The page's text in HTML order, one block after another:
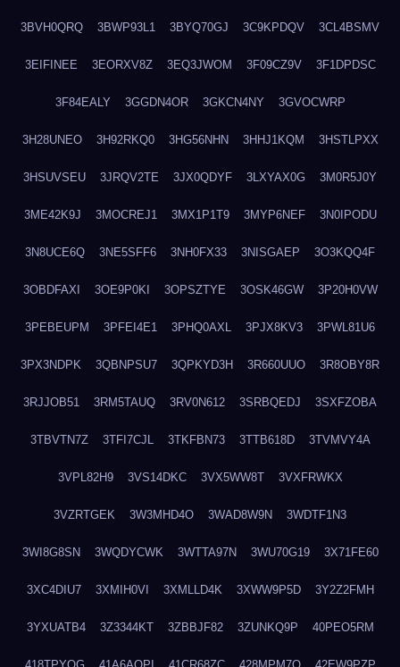
3BVH0QRQ 3BWP93L1 3BYQ70GJ 3C9KPDQV 3CL4BSMV
3EIFINEE 3EORXV8Z 3EQ3JWOM 3F09CZ9V 3F1DPDSC
3F84EALY 3GGDN4OR 3GKCN4NY 3GVOCWRP
3H28UNEO 3H92RKQ0 3HG56NHN 3HHJ1KQM 3HSTLPXX
3HSUVSEU 3JRQV2TE 3JX0QDYF 3LXYAX0G 3M0R5J0Y
3ME42K9J 3MOCREJ1 3MX1P1T9 3MYP6NEF 3N0IPODU
3N8UCE6Q 3NE5SFF6 3NH0FX33 3NISGAEP 3O3KQQ4F
3OBDFAXI 3OE9P0KI 3OPSZTYE 3OSK46GW 3P20H0VW
3PEBEUPM 3PFEI4E1 3PHQ0AXL 3PJX8KV3 3PWL81U6
3PX3NDPK 3QBNPSU7 3QPKYD3H 3R660UUO 3R8OBY8R
3RJJOB51 3RM5TAUQ 3RV0N612 3SRBQEDJ 3SXFZOBA
3TBVTN7Z 3TFI7CJL 3TKFBN73 3TTB618D 3TVMVY4A
3VPL82H9 3VS14DKC 3VX5WW8T 3VXFRWKX
3VZRTGEK 3W3MHD4O 3WAD8W9N 3WDTF1N3
3WI8G8SN 3WQDYCWK 3WTTA97N 3WU70G19 3X71FE60
3XC4DIU7 3XMIH0VI 3XMLLD4K 3XWW9P5D 3Y2Z2FMH
3YXUATB4 3Z3344KT 3ZBBJF82 3ZUNKQ9P 40PEO5RM